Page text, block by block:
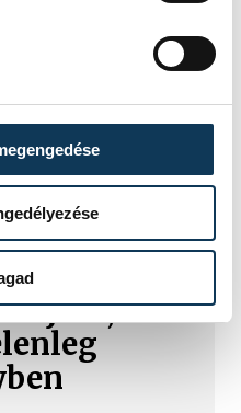
a 8402-es út
házas
a